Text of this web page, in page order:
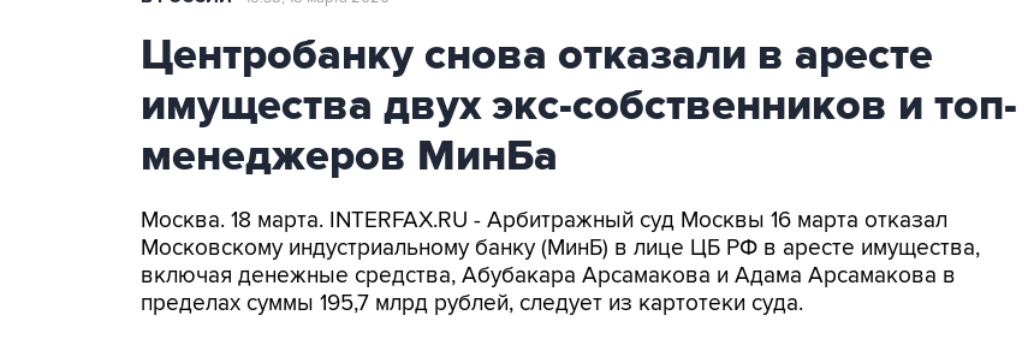
Центробанку снова отказали в аресте
имущества двух экс-собственников и топ-
менеджеров МинБа
Москва. 18 марта. INTERFAX.RU - Арбитражный суд Москвы 16 марта отказал
Московскому индустриальному банку (МинБ) в лице ЦБ РФ в аресте имущества,
включая денежные средства, Абубакара Арсамакова и Адама Арсамакова в
пределах суммы 195,7 млрд рублей, следует из картотеки суда.